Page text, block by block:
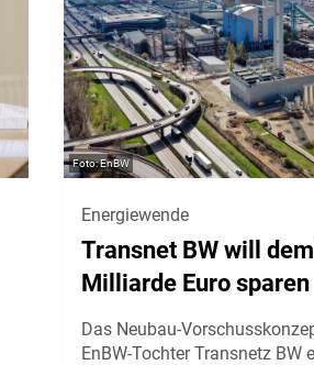
EnBW
Energiewende
Transnet BW will
Milliarde Euro sparen
Das Neubau-
EnBW-Tochter Transnetz BW